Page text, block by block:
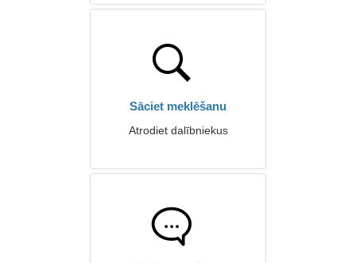
Sāciet meklēšanu
Atrodiet dalībniekus